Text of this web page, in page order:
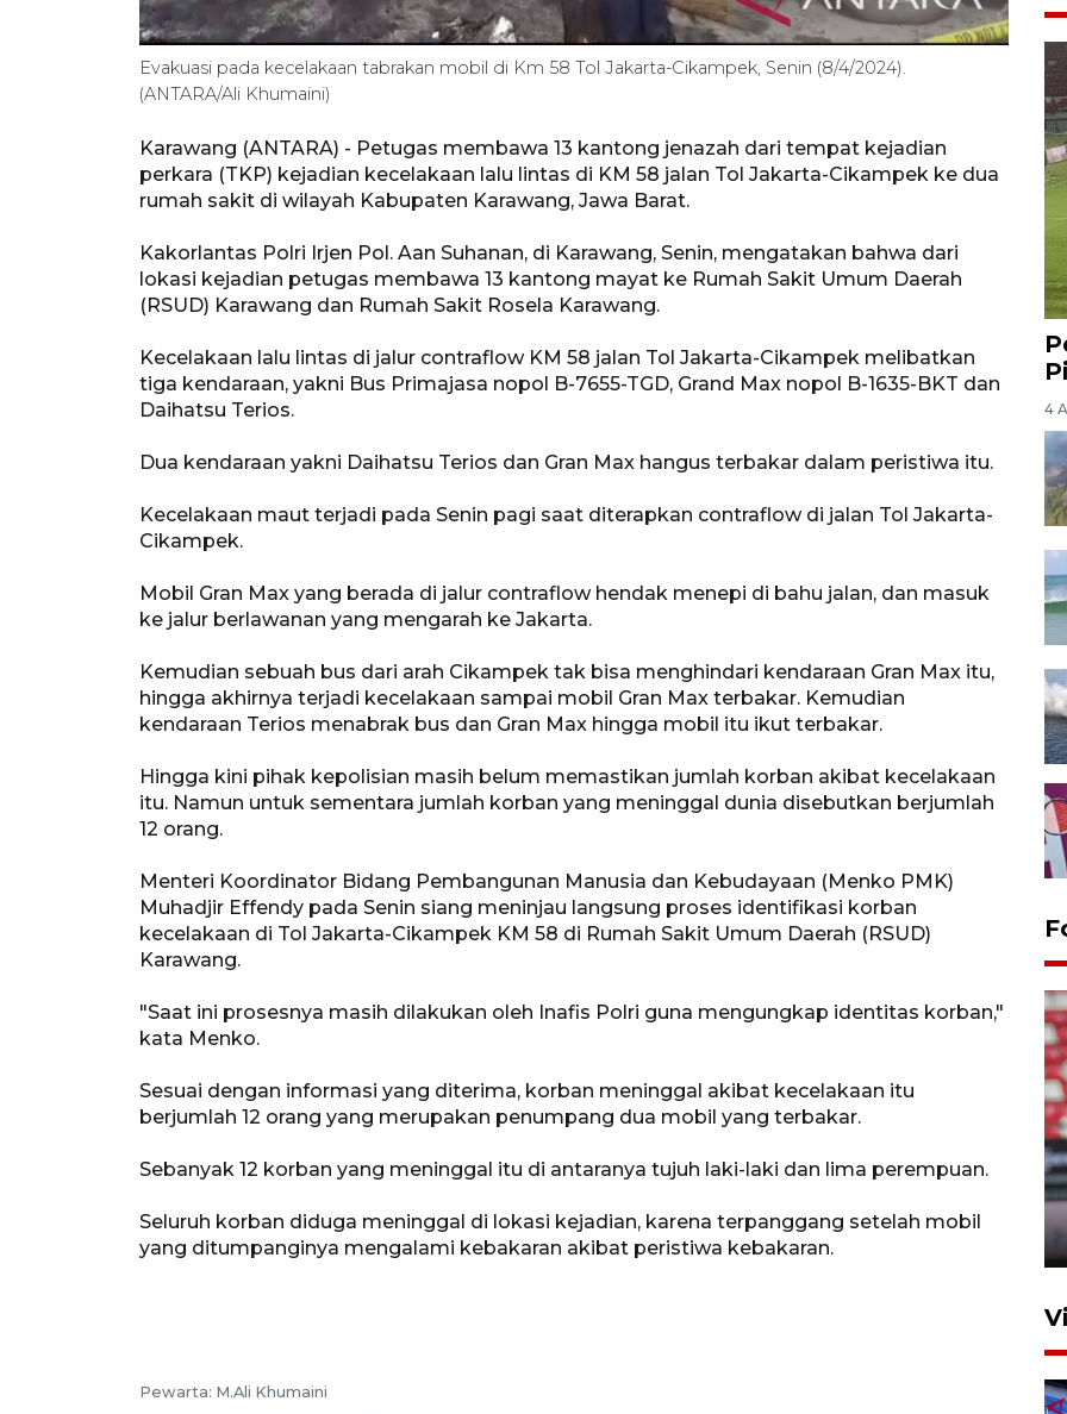
Evakuasi pada kecelakaan tabrakan mobil di Km 58 Tol Jakarta-Cikampek, Senin (8/4/2024).
(ANTARA/Ali Khumaini)
Karawang (ANTARA) - Petugas membawa 13 kantong jenazah dari tempat kejadian
perkara (TKP) kejadian kecelakaan lalu lintas di KM 58 jalan Tol Jakarta-Cikampek ke dua
rumah sakit di wilayah Kabupaten Karawang, Jawa Barat.
Kakorlantas Polri Irjen Pol. Aan Suhanan, di Karawang, Senin, mengatakan bahwa dari
lokasi kejadian petugas membawa 13 kantong mayat ke Rumah Sakit Umum Daerah
(RSUD) Karawang dan Rumah Sakit Rosela Karawang.
Kecelakaan lalu lintas di jalur contraflow KM 58 jalan Tol Jakarta-Cikampek melibatkan
tiga kendaraan, yakni Bus Primajasa nopol B-7655-TGD, Grand Max nopol B-1635-BKT dan
Daihatsu Terios.
Dua kendaraan yakni Daihatsu Terios dan Gran Max hangus terbakar dalam peristiwa itu.
Kecelakaan maut terjadi pada Senin pagi saat diterapkan contraflow di jalan Tol Jakarta-
Cikampek.
Mobil Gran Max yang berada di jalur contraflow hendak menepi di bahu jalan, dan masuk
ke jalur berlawanan yang mengarah ke Jakarta.
Kemudian sebuah bus dari arah Cikampek tak bisa menghindari kendaraan Gran Max itu,
hingga akhirnya terjadi kecelakaan sampai mobil Gran Max terbakar. Kemudian
kendaraan Terios menabrak bus dan Gran Max hingga mobil itu ikut terbakar.
Hingga kini pihak kepolisian masih belum memastikan jumlah korban akibat kecelakaan
itu. Namun untuk sementara jumlah korban yang meninggal dunia disebutkan berjumlah
12 orang.
Menteri Koordinator Bidang Pembangunan Manusia dan Kebudayaan (Menko PMK)
Muhadjir Effendy pada Senin siang meninjau langsung proses identifikasi korban
kecelakaan di Tol Jakarta-Cikampek KM 58 di Rumah Sakit Umum Daerah (RSUD)
Karawang.
"Saat ini prosesnya masih dilakukan oleh Inafis Polri guna mengungkap identitas korban,"
kata Menko.
Sesuai dengan informasi yang diterima, korban meninggal akibat kecelakaan itu
berjumlah 12 orang yang merupakan penumpang dua mobil yang terbakar.
Sebanyak 12 korban yang meninggal itu di antaranya tujuh laki-laki dan lima perempuan.
Seluruh korban diduga meninggal di lokasi kejadian, karena terpanggang setelah mobil
yang ditumpanginya mengalami kebakaran akibat peristiwa kebakaran.
Pewarta: M.Ali Khumaini
4
setelah kalahkan Persija
4 Agustus 2026 20:10